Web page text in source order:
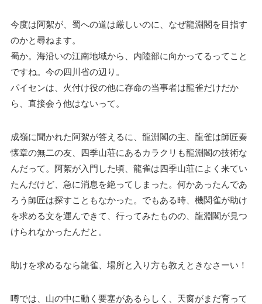
今度は阿絮が、蜀への道は厳しいのに、なぜ龍淵閣を目指す
のかと尋ねます。
蜀か。海沿いの江南地域から、内陸部に向かってるってこと
ですね。今の四川省の辺り。
パイセンは、火付け役の他に存命の当事者は龍雀だけだか
ら、直接会う他はないって。
成嶺に聞かれた阿絮が答えるに、龍淵閣の主、龍雀は師匠秦
懐章の無二の友、四季山荘にあるカラクリも龍淵閣の技術な
んだって。阿絮が入門した頃、龍雀は四季山荘によく来てい
たんだけど、急に消息を絶ってしまった。何かあったんであ
ろう師匠は探すこともなかった。でもある時、機関雀が助け
を求める文を運んできて、行ってみたものの、龍淵閣が見つ
けられなかったんだと。
助けを求めるなら龍雀、場所と入り方も教えときなさーい！
噂では、山の中に動く要塞があるらしく、天窗がまだ育って